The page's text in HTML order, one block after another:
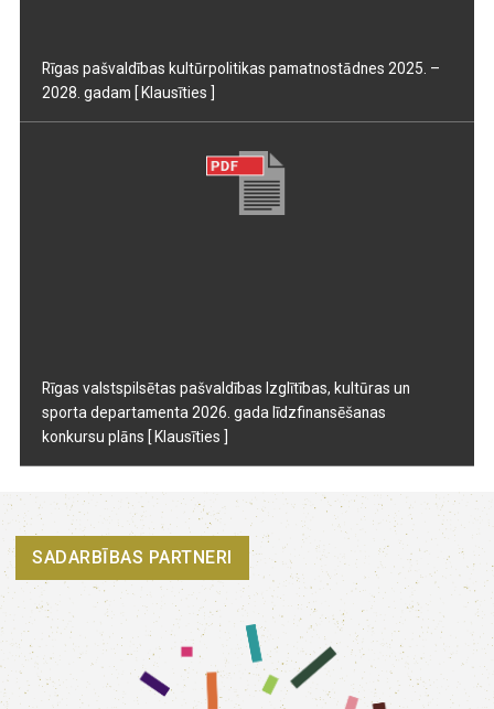
Rīgas pašvaldības kultūrpolitikas pamatnostādnes 2025. –
2028. gadam [ Klausīties ]
Rīgas valstspilsētas pašvaldības Izglītības, kultūras un
sporta departamenta 2026. gada līdzfinansēšanas
konkursu plāns [ Klausīties ]
SADARBĪBAS PARTNERI